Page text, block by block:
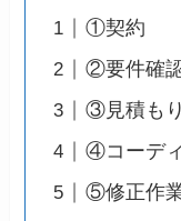
①契約
②要件確
③見積もり
④コーデ
⑤修正作